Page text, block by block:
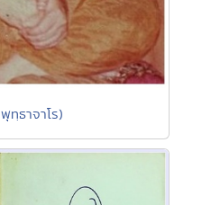
ทฺธาจาโร)